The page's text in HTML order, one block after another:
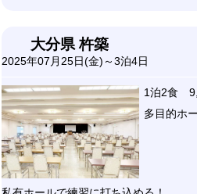
大分県 杵築
2025年07月25日(金)～3泊4日
1泊2食
多目的ホ